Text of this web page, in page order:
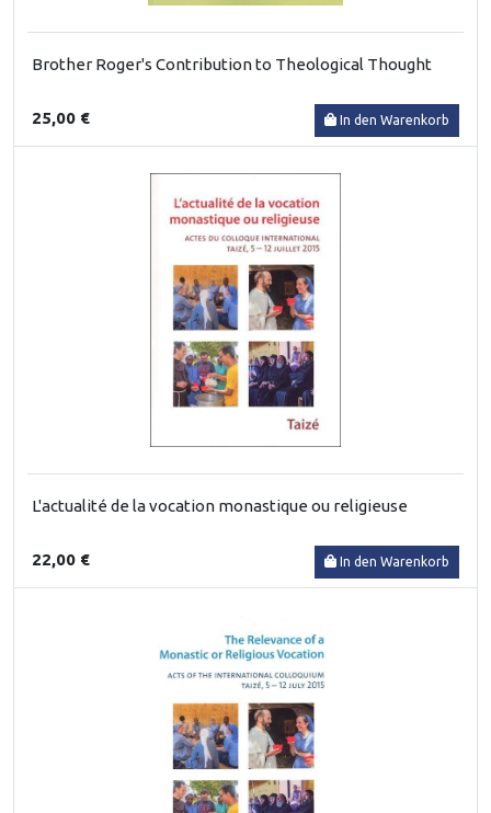
Brother Roger's Contribution to Theological Thought
25,00 € In den Warenkorb
L'actualité de la vocation monastique ou religieuse
22,00 € In den Warenkorb